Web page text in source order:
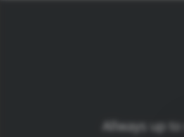
Allways up